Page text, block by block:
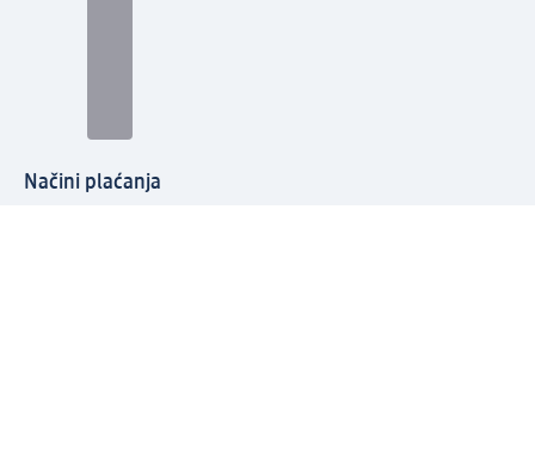
Načini plaćanja